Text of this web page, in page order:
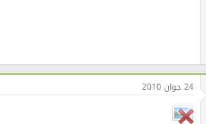
24 جوان 2010